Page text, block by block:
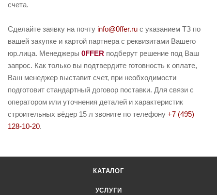
счета.
Сделайте заявку на почту info@0ffer.ru с указанием ТЗ по
вашей закупке и картой партнера с реквизитами Вашего
юр.лица. Менеджеры 0FFER подберут решение под Ваш
запрос. Как только вы подтвердите готовность к оплате,
Ваш менеджер выставит счет, при необходимости
подготовит стандартный договор поставки. Для связи с
оператором или уточнения деталей и характеристик
строительных вёдер 15 л звоните по телефону +7 (495)
128-10-20.
КАТАЛОГ
УСЛУГИ